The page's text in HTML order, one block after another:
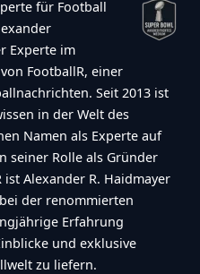
für Football
Experte im
FootballR, einer
Seit 2013 ist
in der Welt des
Namen als Experte auf
seiner Rolle als Gründer
Alexander R. Haidmayer
der renommierten
Erfahrung
und exklusive
zu liefern.